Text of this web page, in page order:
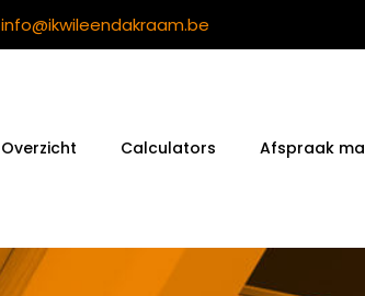
info@ikwileendakraam.be
Overzicht Calculators Afspraak